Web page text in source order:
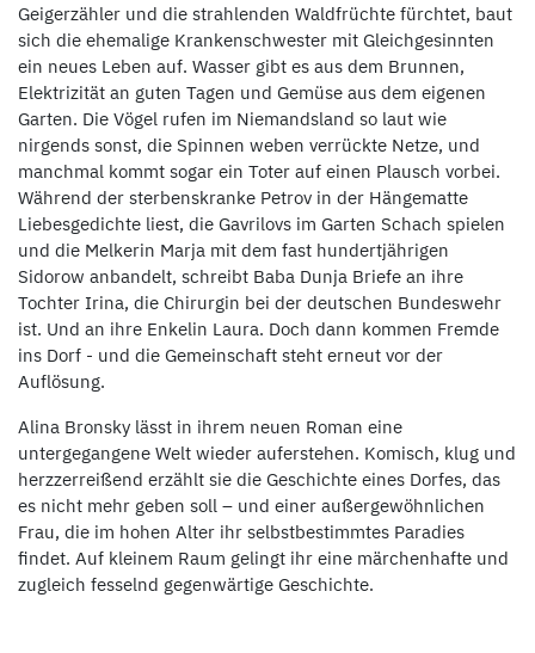
Geigerzähler und die strahlenden Waldfrüchte fürchtet, baut
sich die ehemalige Krankenschwester mit Gleichgesinnten
ein neues Leben auf. Wasser gibt es aus dem Brunnen,
Elektrizität an guten Tagen und Gemüse aus dem eigenen
Garten. Die Vögel rufen im Niemandsland so laut wie
nirgends sonst, die Spinnen weben verrückte Netze, und
manchmal kommt sogar ein Toter auf einen Plausch vorbei.
Während der sterbenskranke Petrov in der Hängematte
Liebesgedichte liest, die Gavrilovs im Garten Schach spielen
und die Melkerin Marja mit dem fast hundertjährigen
Sidorow anbandelt, schreibt Baba Dunja Briefe an ihre
Tochter Irina, die Chirurgin bei der deutschen Bundeswehr
ist. Und an ihre Enkelin Laura. Doch dann kommen Fremde
ins Dorf - und die Gemeinschaft steht erneut vor der
Auflösung.
Alina Bronsky lässt in ihrem neuen Roman eine
untergegangene Welt wieder auferstehen. Komisch, klug und
herzzerreißend erzählt sie die Geschichte eines Dorfes, das
es nicht mehr geben soll – und einer außergewöhnlichen
Frau, die im hohen Alter ihr selbstbestimmtes Paradies
findet. Auf kleinem Raum gelingt ihr eine märchenhafte und
zugleich fesselnd gegenwärtige Geschichte.